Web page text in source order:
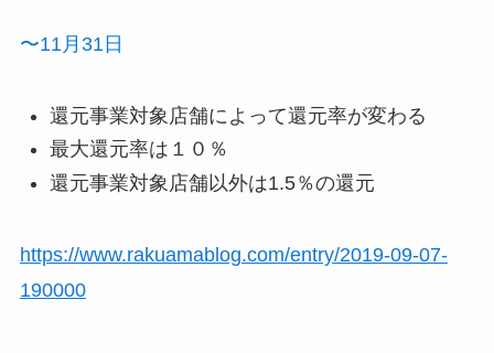
〜11月31日
還元事業対象店舗によって還元率が変わる
最大還元率は１０％
還元事業対象店舗以外は1.5％の還元
https://www.rakuamablog.com/entry/2019-09-07-
190000